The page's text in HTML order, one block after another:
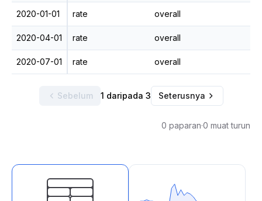
2020-01-01 rate overall
2020-04-01 rate overall
2020-07-01 rate overall
Sebelum 1 daripada 3 Seterusnya
0 paparan·0 muat turun